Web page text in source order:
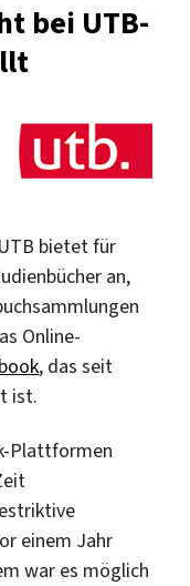
bei UTB-
bietet für
an,
Online-
, das seit
ist.
Plattformen
einem Jahr
war es möglich